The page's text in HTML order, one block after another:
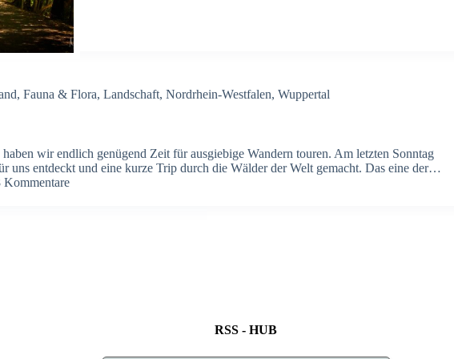
, Fauna & Flora, Landschaft, Nordrhein-Westfalen, Wuppertal
wir endlich genügend Zeit für ausgiebige Wandern touren. Am letzten Sonntag
uns entdeckt und eine kurze Trip durch die Wälder der Welt gemacht. Das eine der…
Kommentare
RSS - HUB